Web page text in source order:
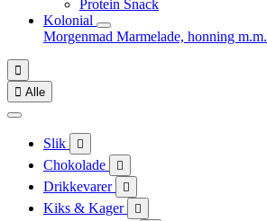
Protein Snack
Kolonial
Morgenmad Marmelade, honning m.m.

 Alle
Slik 
Chokolade 
Drikkevarer 
Kiks & Kager 